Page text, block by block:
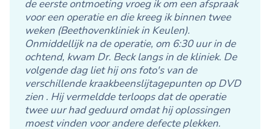
de eerste ontmoeting vroeg ik om een afspraak
voor een operatie en die kreeg ik binnen twee
weken (Beethovenkliniek in Keulen).
Onmiddellijk na de operatie, om 6:30 uur in de
ochtend, kwam Dr. Beck langs in de kliniek. De
volgende dag liet hij ons foto's van de
verschillende kraakbeenslijtagepunten op DVD
zien . Hij vermeldde terloops dat de operatie
twee uur had geduurd omdat hij oplossingen
moest vinden voor andere defecte plekken.